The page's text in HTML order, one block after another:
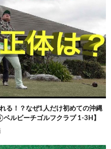
る！？なぜ1人だけ初めての沖縄
ルビーチゴルフクラブ 1-3H】